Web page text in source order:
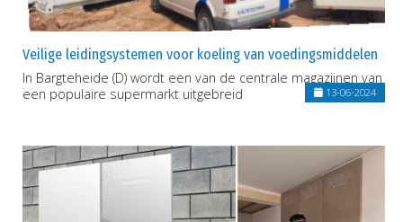
Veilige leidingsystemen voor koeling van voedingsmiddelen
In Bargteheide (D) wordt een van de centrale magazijnen van
een populaire supermarkt uitgebreid
13-06-2024